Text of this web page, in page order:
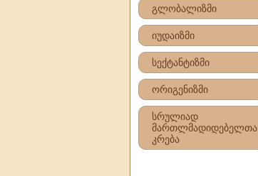
გლობალიზმი
იუდაიზმი
სექტანტიზმი
ორიგენიზმი
სრულიად
მართლმადიდებელთა
კრება